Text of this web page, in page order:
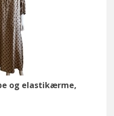
og elastikærme,